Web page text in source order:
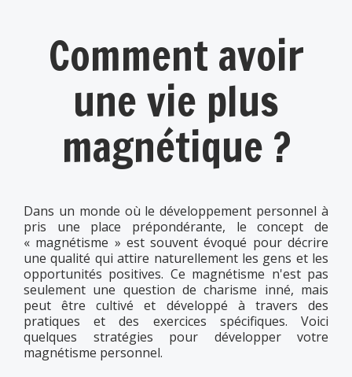
Comment avoir
une vie plus
magnétique ?
Dans un monde où le développement personnel à
pris une place prépondérante, le concept de
« magnétisme » est souvent évoqué pour décrire
une qualité qui attire naturellement les gens et les
opportunités positives. Ce magnétisme n'est pas
seulement une question de charisme inné, mais
peut être cultivé et développé à travers des
pratiques et des exercices spécifiques. Voici
quelques stratégies pour développer votre
magnétisme personnel.